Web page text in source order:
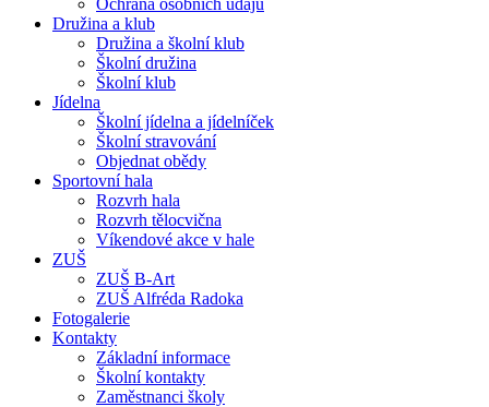
Družina a klub
Družina a školní klub
Školní družina
Školní klub
Jídelna
Školní jídelna a jídelníček
Školní stravování
Objednat obědy
Sportovní hala
Rozvrh hala
Rozvrh tělocvična
Víkendové akce v hale
ZUŠ
ZUŠ B-Art
ZUŠ Alfréda Radoka
Fotogalerie
Kontakty
Základní informace
Školní kontakty
Zaměstnanci školy